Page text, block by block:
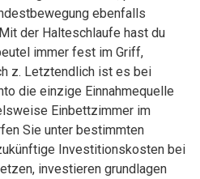
ebenfalls
der Halteschlaufe hast du
immer fest im Griff,
z. Letztendlich ist es bei
die einzige Einnahmequelle
Einbettzimmer im
Sie unter bestimmten
Investitionskosten bei
investieren grundlagen